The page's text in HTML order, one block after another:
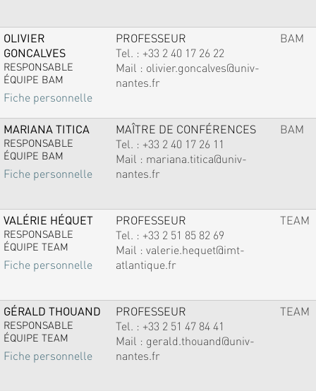
OLIVIER
GONCALVES
RESPONSABLE
ÉQUIPE BAM
Fiche personnelle
PROFESSEUR
Tel. : +33 2 40 17 26 22
Mail : olivier.goncalves@univ-
nantes.fr
BAM
MARIANA TITICA
RESPONSABLE
ÉQUIPE BAM
Fiche personnelle
MAÎTRE DE CONFÉRENCES
Tel. : +33 2 40 17 26 11
Mail : mariana.titica@univ-
nantes.fr
BAM
VALÉRIE HÉQUET
RESPONSABLE
ÉQUIPE TEAM
Fiche personnelle
PROFESSEUR
Tel. : +33 2 51 85 82 69
Mail : valerie.hequet@imt-
atlantique.fr
TEAM
GÉRALD THOUAND
RESPONSABLE
ÉQUIPE TEAM
Fiche personnelle
PROFESSEUR
Tel. : +33 2 51 47 84 41
Mail : gerald.thouand@univ-
nantes.fr
TEAM